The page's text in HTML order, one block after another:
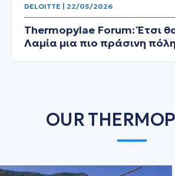
DELOITTE | 22/05/2026
Thermopylae Forum: Έτσι θα
Λαμία μια πιο πράσινη πόλη
OUR